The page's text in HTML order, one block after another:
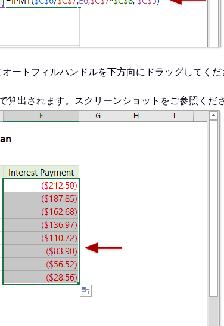
ートフィルハンドルを下方向にドラッグしてく
算出されます。スクリーンショットをご参照くだ